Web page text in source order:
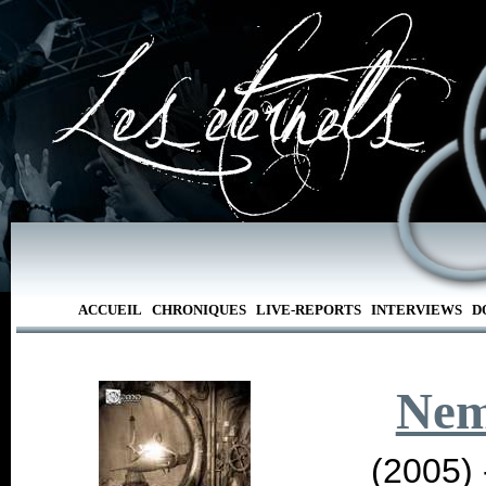
ACCUEIL CHRONIQUES LIVE-REPORTS INTERVIEWS